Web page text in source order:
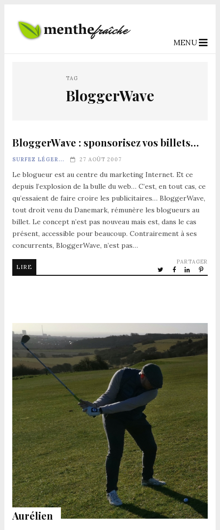
MENU
TAG
BloggerWave
BloggerWave : sponsorisez vos billets…
SURFEZ LÉGER... 27 AOÛT 2007
Le blogueur est au centre du marketing Internet. Et ce
depuis l’explosion de la bulle du web… C’est, en tout cas, ce
qu’essaient de faire croire les publicitaires… BloggerWave,
tout droit venu du Danemark, rémunère les blogueurs au
billet. Le concept n’est pas nouveau mais est, dans le cas
présent, accessible pour beaucoup. Contrairement à ses
concurrents, BloggerWave, n’est pas…
LIRE
PARTAGER
Aurélien